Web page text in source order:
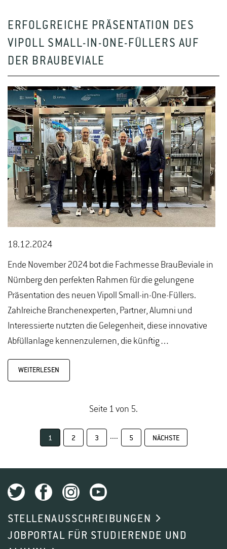
ERFOLGREICHE PRÄSENTATION DES
VIPOLL SMALL-IN-ONE-FÜLLERS AUF
DER BRAUBEVIALE
18.12.2024
Ende November 2024 bot die Fachmesse BrauBeviale in
Nürnberg den perfekten Rahmen für die gelungene
Präsentation des neuen Vipoll Small-in-One-Füllers.
Zahlreiche Branchenexperten, Partner, Alumni und
Interessierte nutzten die Gelegenheit, diese innovative
Abfüllanlage kennenzulernen, die künftig…
WEITERLESEN
Seite 1 von 5.
1 2 3 .... 5 NÄCHSTE
STELLENAUSSCHREIBUNGEN
JOBPORTAL FÜR STUDIERENDE UND